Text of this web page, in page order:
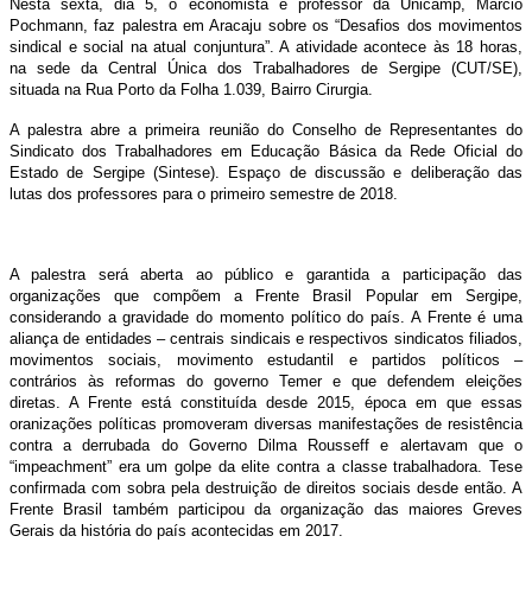
Nesta sexta, dia 5, o economista e professor da Unicamp, Marcio
Pochmann, faz palestra em Aracaju sobre os “Desafios dos movimentos
sindical e social na atual conjuntura”. A atividade acontece às 18 horas,
na sede da Central Única dos Trabalhadores de Sergipe (CUT/SE),
situada na Rua Porto da Folha 1.039, Bairro Cirurgia.
A palestra abre a primeira reunião do Conselho de Representantes do
Sindicato dos Trabalhadores em Educação Básica da Rede Oficial do
Estado de Sergipe (Sintese). Espaço de discussão e deliberação das
lutas dos professores para o primeiro semestre de 2018.
A palestra será aberta ao público e garantida a participação das
organizações que compõem a Frente Brasil Popular em Sergipe,
considerando a gravidade do momento político do país. A Frente é uma
aliança de entidades – centrais sindicais e respectivos sindicatos filiados,
movimentos sociais, movimento estudantil e partidos políticos –
contrários às reformas do governo Temer e que defendem eleições
diretas. A Frente está constituída desde 2015, época em que essas
oranizações políticas promoveram diversas manifestações de resistência
contra a derrubada do Governo Dilma Rousseff e alertavam que o
“impeachment” era um golpe da elite contra a classe trabalhadora. Tese
confirmada com sobra pela destruição de direitos sociais desde então. A
Frente Brasil também participou da organização das maiores Greves
Gerais da história do país acontecidas em 2017.